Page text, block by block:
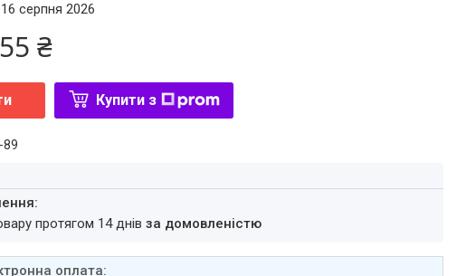
серпня 2026
₴
Купити з
89
протягом 14 днівза домовленістю